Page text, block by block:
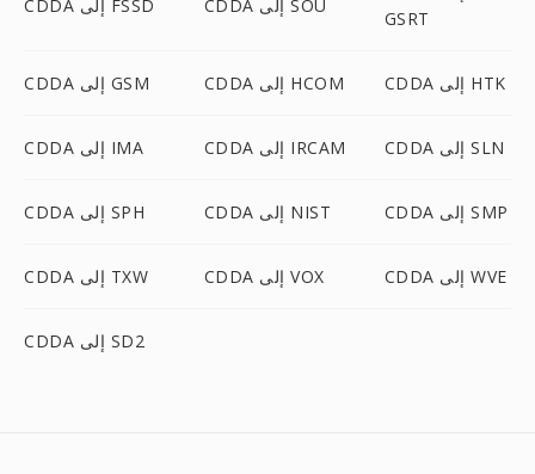
CDDA إلى FSSD CDDA إلى SOU
GSRT
CDDA إلى GSM CDDA إلى HCOM CDDA إلى HTK
CDDA إلى IMA CDDA إلى IRCAM CDDA إلى SLN
CDDA إلى SPH CDDA إلى NIST CDDA إلى SMP
CDDA إلى TXW CDDA إلى VOX CDDA إلى WVE
CDDA إلى SD2